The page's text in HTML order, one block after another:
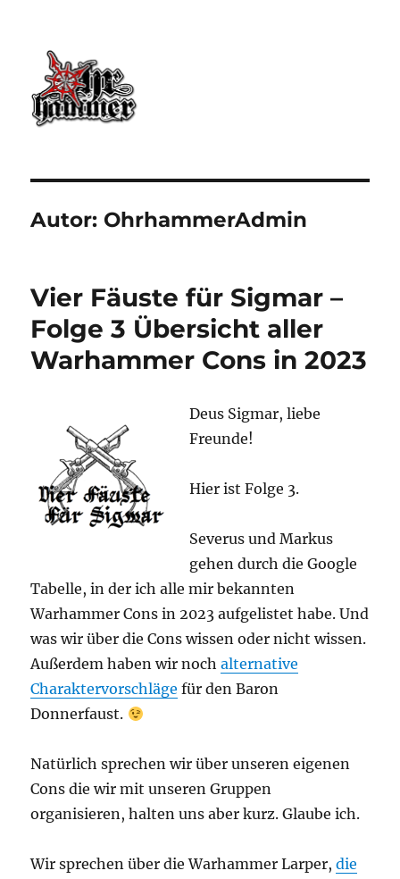
Ohrhammer.online
Autor: OhrhammerAdmin
Vier Fäuste für Sigmar –
Folge 3 Übersicht aller
Warhammer Cons in 2023
Deus Sigmar, liebe
Freunde!
Hier ist Folge 3.
Severus und Markus
gehen durch die Google
Tabelle, in der ich alle mir bekannten
Warhammer Cons in 2023 aufgelistet habe. Und
was wir über die Cons wissen oder nicht wissen.
Außerdem haben wir nochalternative
Charaktervorschläge für den Baron
Donnerfaust.
Natürlich sprechen wir über unseren eigenen
Cons die wir mit unseren Gruppen
organisieren, halten uns aber kurz. Glaube ich.
Wir sprechen über die Warhammer Larper,die